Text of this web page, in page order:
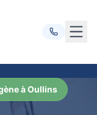
à Oullins